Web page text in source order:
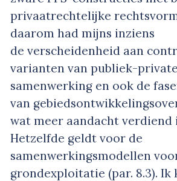
privaatrechtelijke
daarom had mijns inziens
de verscheidenheid aan
varianten van publiek-private
samenwerking en ook de
van
wat meer aandacht verdiend
Hetzelfde geldt voor de
samenwerkingsmodellen
grondexploitatie (par. 8.3). Ik